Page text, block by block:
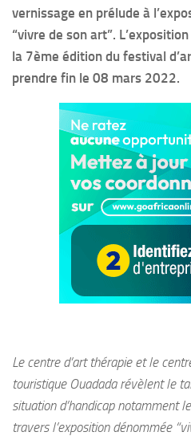
vernissage en prélude à
“vivre de son art”.
la 7ème édition du festival
prendre fin le 08 mars 2022.
Le centre d’art thérapie et le
touristique Ouadada révèlent le
situation d’handicap notamment
travers l’exposition dénommée